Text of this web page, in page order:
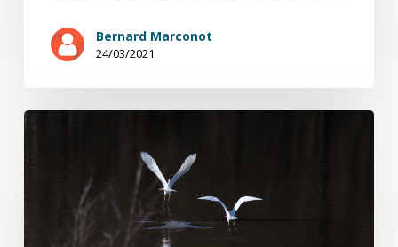
Bernard Marconot
24/03/2021
natures
ViVes
tige